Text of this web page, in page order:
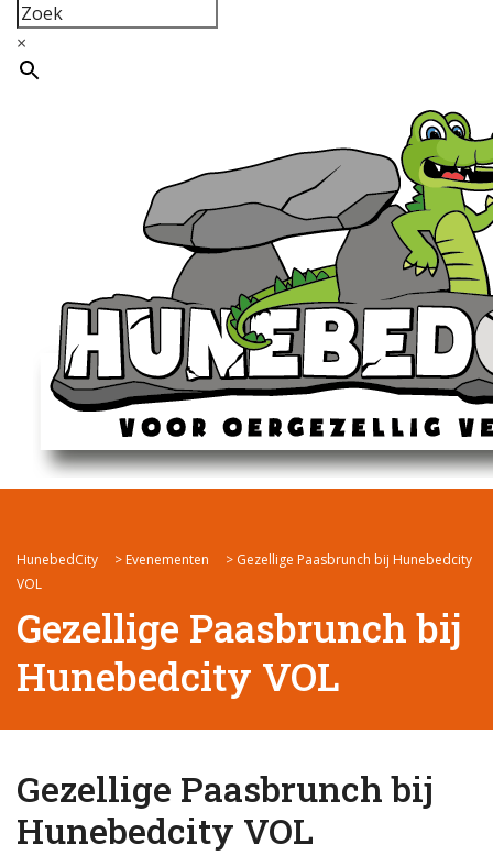
×
HunebedCity > Evenementen > Gezellige Paasbrunch bij Hunebedcity
VOL
Gezellige Paasbrunch bij
Hunebedcity VOL
Gezellige Paasbrunch bij
Hunebedcity VOL